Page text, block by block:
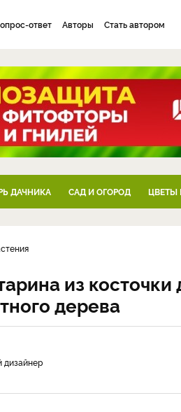
ответ Авторы Стать автором
ДАЧНИКА САД И ОГОРОД ЦВЕТЫ
из косточки
дерева
дизайнер